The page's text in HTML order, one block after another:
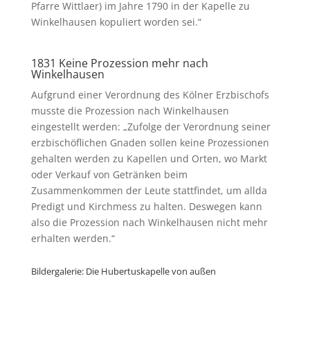
Pfarre Wittlaer) im Jahre 1790 in der Kapelle zu
Winkelhausen kopuliert worden sei.“
1831 Keine Prozession mehr nach
Winkelhausen
Aufgrund einer Verordnung des Kölner Erzbischofs
musste die Prozession nach Winkelhausen
eingestellt werden: „Zufolge der Verordnung seiner
erzbischöflichen Gnaden sollen keine Prozessionen
gehalten werden zu Kapellen und Orten, wo Markt
oder Verkauf von Getränken beim
Zusammenkommen der Leute stattfindet, um allda
Predigt und Kirchmess zu halten. Deswegen kann
also die Prozession nach Winkelhausen nicht mehr
erhalten werden.“
Bildergalerie: Die Hubertuskapelle von außen